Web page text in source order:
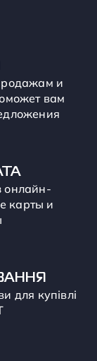
и
вам
онлайн-
карты и
для купівлі